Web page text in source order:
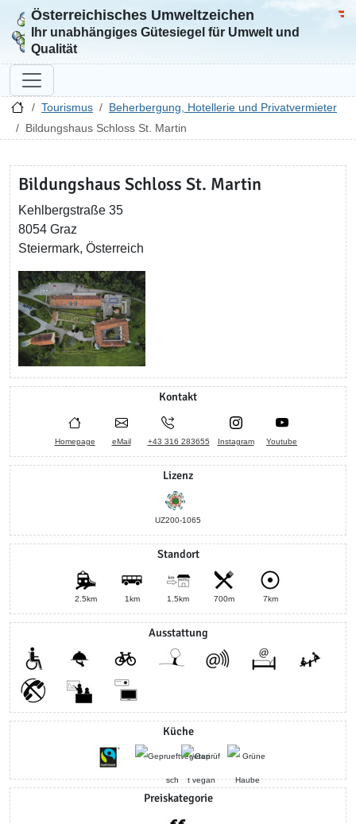
Zur Startseite
Österreichisches Umweltzeichen
Ihr unabhängiges Gütesiegel für Umwelt und
Qualität
Tourismus
Beherbergung, Hotellerie und Privatvermieter
Bildungshaus Schloss St. Martin
Bildungshaus Schloss St. Martin
Kehlbergstraße 35
8054 Graz
Steiermark, Österreich
Kontakt
Homepage eMail +43 316 283655 Instagram Youtube
Lizenz
UZ200-1065
Standort
2.5km 1km 1.5km 700m 7km
Ausstattung
Küche
Preiskategorie